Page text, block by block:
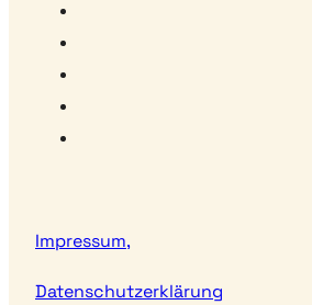
Impressum,
Datenschutzerklärung